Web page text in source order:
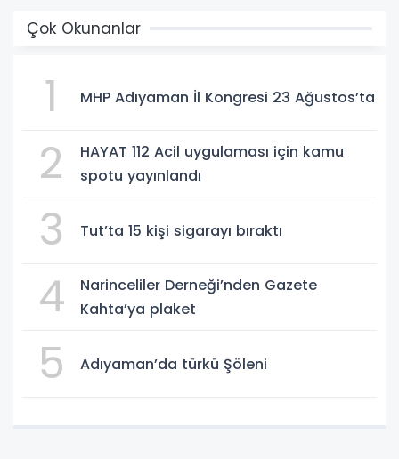
Çok Okunanlar
1 MHP Adıyaman İl Kongresi 23 Ağustos’ta
2
HAYAT 112 Acil uygulaması için kamu
spotu yayınlandı
3 Tut’ta 15 kişi sigarayı bıraktı
4
Narinceliler Derneği’nden Gazete
Kahta’ya plaket
5 Adıyaman’da türkü Şöleni